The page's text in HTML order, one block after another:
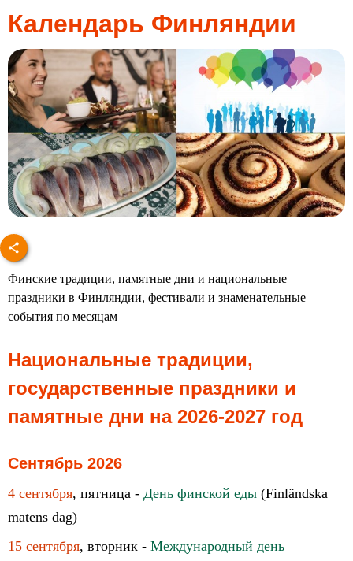
Календарь Финляндии
Финские традиции, памятные дни и национальные
праздники в Финляндии, фестивали и знаменательные
события по месяцам
Национальные традиции,
государственные праздники и
памятные дни на 2026-2027 год
Сентябрь 2026
4 сентября, пятница - День финской еды (Finländska
matens dag)
15 сентября, вторник - Международный день